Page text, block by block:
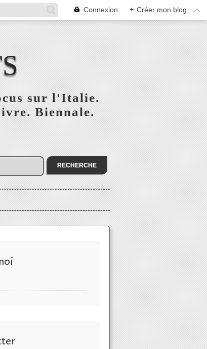
Connexion + Créer mon blog
sur l'Italie.
Biennale.